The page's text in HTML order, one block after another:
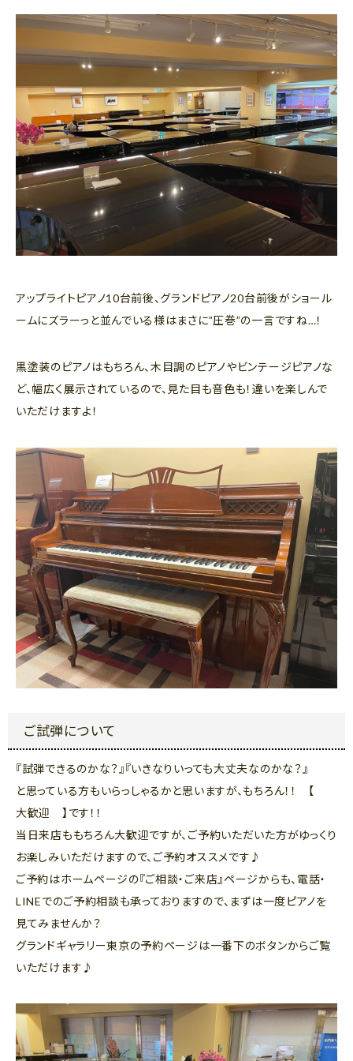
アップライトピアノ10台前後、グランドピアノ20台前後がショール
ームにズラーっと並んでいる様はまさに”圧巻”の一言ですね…！
黒塗装のピアノはもちろん、木目調のピアノやビンテージピアノな
ど、幅広く展示されているので、見た目も音色も！違いを楽しんで
いただけますよ！
ご試弾について
『試弾できるのかな？』『いきなりいっても大丈夫なのかな？』
と思っている方もいらっしゃるかと思いますが、もちろん！！ 【
大歓迎 】です！！
当日来店ももちろん大歓迎ですが、ご予約いただいた方がゆっくり
お楽しみいただけますので、ご予約オススメです♪
ご予約はホームページの『ご相談・ご来店』ページからも、電話・
LINEでのご予約相談も承っておりますので、まずは一度ピアノを
見てみませんか？
グランドギャラリー東京の予約ページは一番下のボタンからご覧
いただけます♪